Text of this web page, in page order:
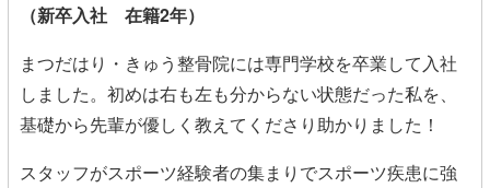
（新卒入社 在籍2年）
まつだはり・きゅう整骨院には専門学校を卒業して入社
しました。初めは右も左も分からない状態だった私を、
基礎から先輩が優しく教えてくださり助かりました！
スタッフがスポーツ経験者の集まりでスポーツ疾患に強